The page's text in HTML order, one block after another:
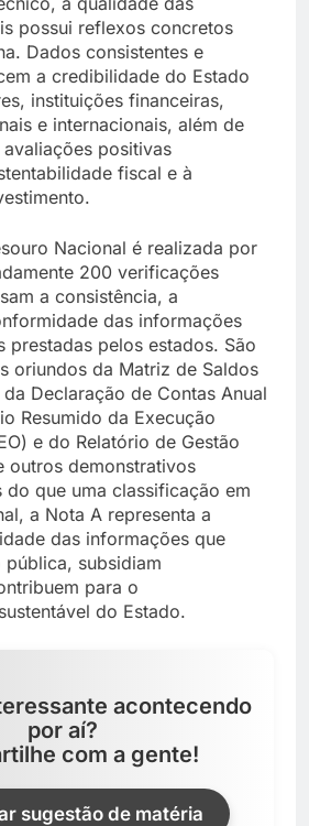
possui reflexos concretos
Dados consistentes e
a credibilidade do Estado
instituições financeiras,
e internacionais, além de
positivas
fiscal e à
Nacional é realizada por
200 verificações
a consistência, a
das informações
prestadas pelos estados. São
oriundos da Matriz de Saldos
Declaração de Contas Anual
Resumido da Execução
e do Relatório de Gestão
outros demonstrativos
que uma classificação em
a Nota A representa a
das informações que
subsidiam
para o
do Estado.
acontecendo
por aí?
com a gente!
sugestão de matéria